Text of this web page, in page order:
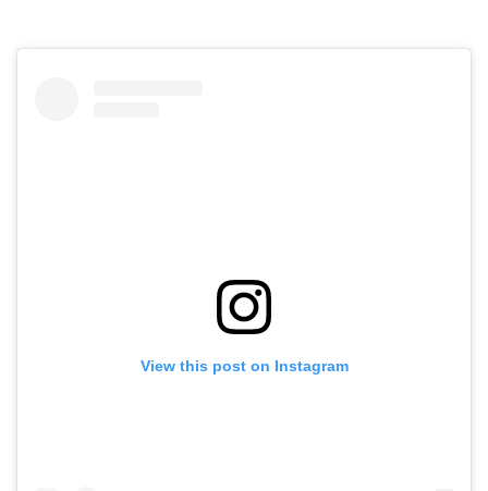
View this post on Instagram